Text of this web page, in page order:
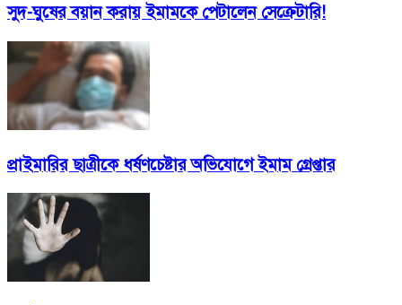
সুদ-ঘুষের বয়ান করায় ইমামকে পেটালেন সেক্রেটারি!
প্রাইমারির ছাত্রীকে ধর্ষণচেষ্টার অভিযোগে ইমাম গ্রেপ্তার